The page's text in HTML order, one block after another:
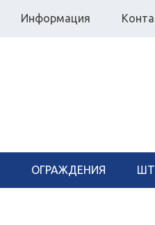
Информация
ОГРАЖДЕНИЯ